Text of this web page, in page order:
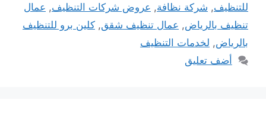
للتنظيف, شركة نظافة, عروض شركات التنظيف, عمال
تنظيف بالرياض, عمال تنظيف شقق, كلين برو للتنظيف
بالرياض, لخدمات التنظيف
أضف تعليق